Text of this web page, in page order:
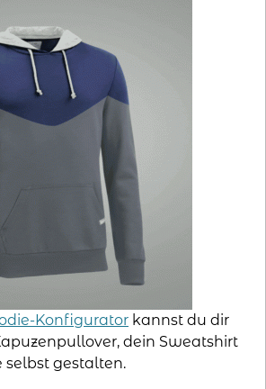
Konfigurator kannst du dir
dein Sweatshirt
selbst gestalten.